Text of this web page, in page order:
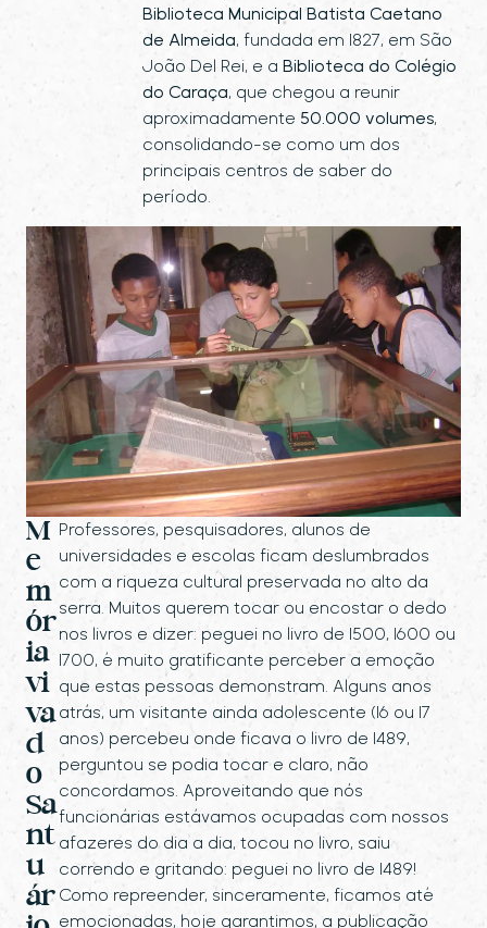
Biblioteca Municipal Batista Caetano
de Almeida, fundada em 1827, em São
João Del Rei, e aBiblioteca do Colégio
do Caraça, que chegou a reunir
aproximadamente 50.000 volumes,
consolidando-se como um dos
principais centros de saber do
período.
M
e
m
ór
ia
vi
va
d
o
Sa
nt
u
ár
Professores, pesquisadores, alunos de
universidades e escolas ficam deslumbrados
com a riqueza cultural preservada no alto da
serra. Muitos querem tocar ou encostar o dedo
nos livros e dizer: peguei no livro de 1500, 1600 ou
1700, é muito gratificante perceber a emoção
que estas pessoas demonstram. Alguns anos
atrás, um visitante ainda adolescente (16 ou 17
anos) percebeu onde ficava o livro de 1489,
perguntou se podia tocar e claro, não
concordamos. Aproveitando que nós
funcionárias estávamos ocupadas com nossos
afazeres do dia a dia, tocou no livro, saiu
correndo e gritando: peguei no livro de 1489!
Como repreender, sinceramente, ficamos até
emocionadas, hoje garantimos, a publicação